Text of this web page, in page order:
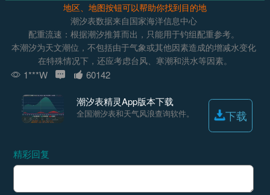
地区、地图按钮可以帮助你找到目的地
潮汐表数据来自国家海洋信息中心
配重流速：根据潮汐推算而出，只能用于钓组配重参考。
本潮汐为天文潮位，不包括由于气象或其他因素造成的增减水变化
在特殊情况下，还应考虑台风、寒潮和洪水等因素。
1***W 60142
潮汐表精灵App版本下载
全国潮汐表和天气风浪查询软件。 下载
精彩回复